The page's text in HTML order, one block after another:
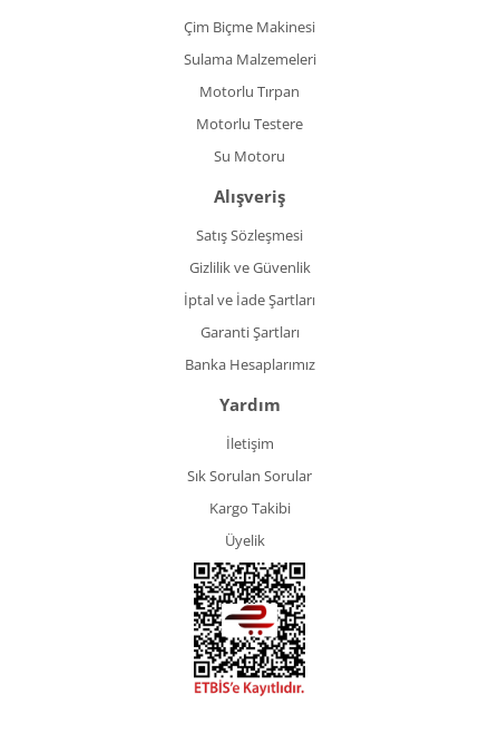
Çim Biçme Makinesi
Sulama Malzemeleri
Motorlu Tırpan
Motorlu Testere
Su Motoru
Alışveriş
Satış Sözleşmesi
Gizlilik ve Güvenlik
İptal ve İade Şartları
Garanti Şartları
Banka Hesaplarımız
Yardım
İletişim
Sık Sorulan Sorular
Kargo Takibi
Üyelik